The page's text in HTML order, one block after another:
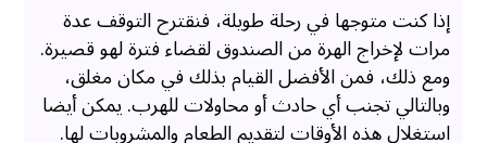
إذا كنت متوجها في رحلة طويلة، فنقترح التوقف عدة
مرات لإخراج الهرة من الصندوق لقضاء فترة لهو قصيرة.
ومع ذلك، فمن الأفضل القيام بذلك في مكان مغلق،
وبالتالي تجنب أي حادث أو محاولات للهرب. يمكن أيضا
استغلال هذه الأوقات لتقديم الطعام والمشروبات لها.